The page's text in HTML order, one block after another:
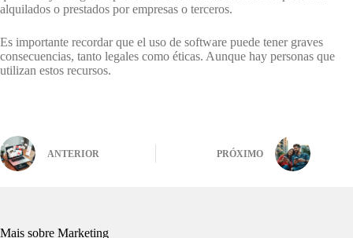
alquilados o prestados por empresas o terceros.
Es importante recordar que el uso de software puede tener graves
consecuencias, tanto legales como éticas. Aunque hay personas que
utilizan estos recursos.
ANTERIOR PRÓXIMO
Mais sobre Marketing